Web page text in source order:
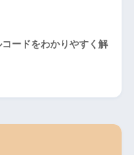
ードをわかりやすく解